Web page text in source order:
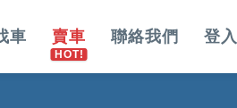
車 賣車 聯絡我們 登入